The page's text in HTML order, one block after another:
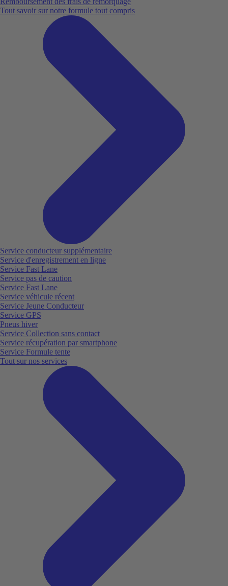
Tout savoir sur notre formule tout compris
Service conducteur supplémentaire
Service d'enregistrement en ligne
Service Fast Lane
Service pas de caution
Service Fast Lane
Service véhicule récent
Service Jeune Conducteur
Service GPS
Pneus hiver
Service Collection sans contact
Service récupération par smartphone
Service Formule tente
Tout sur nos services